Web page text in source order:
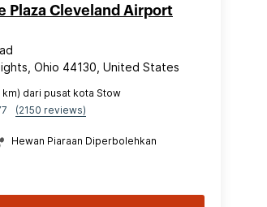
Plaza Cleveland Airport
Ohio 44130, United States
km) dari pusat kota Stow
(2150 reviews)
Hewan Piaraan Diperbolehkan